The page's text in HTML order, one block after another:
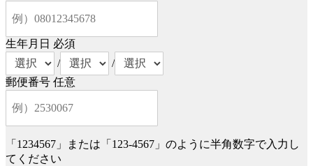
生年月日 必須
/
/
郵便番号 任意
「1234567」または「123-4567」のように半角数字で入力し
てください